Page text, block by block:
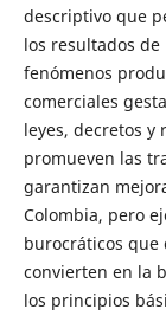
descriptivo que
los resultados de
fenómenos
comerciales
leyes, decretos
promueven las
garantizan
Colombia, pero
burocráticos que
convierten en la
los principios